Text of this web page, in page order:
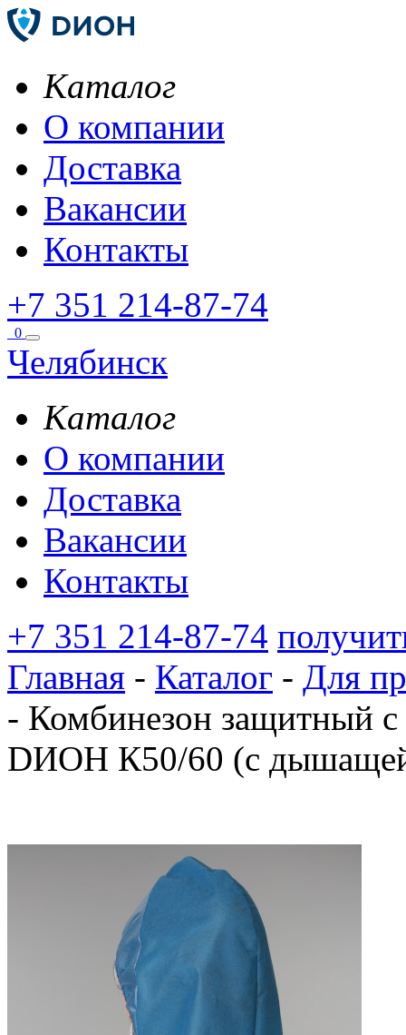
Каталог
О компании
Доставка
Вакансии
Контакты
+7 351 214-87-74
0
Челябинск
Каталог
О компании
Доставка
Вакансии
Контакты
+7 351 214-87-74
Главная - Каталог - Для
- Комбинезон защитный
DИOН К50/60 (с